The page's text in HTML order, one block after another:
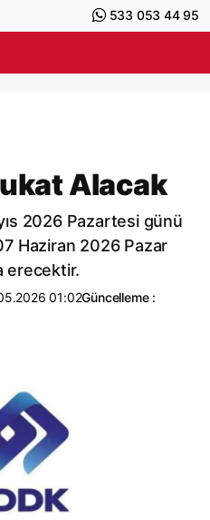
533 053 44 95
Alacak
2026 Pazartesi günü
Haziran 2026 Pazar
erecektir.
01:02Güncelleme :